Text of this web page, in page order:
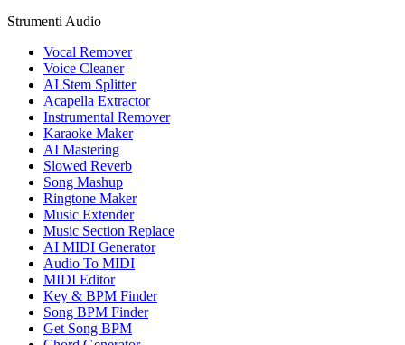
Strumenti Audio
Vocal Remover
Voice Cleaner
AI Stem Splitter
Acapella Extractor
Instrumental Remover
Karaoke Maker
AI Mastering
Slowed Reverb
Song Mashup
Ringtone Maker
Music Extender
Music Section Replace
AI MIDI Generator
Audio To MIDI
MIDI Editor
Key & BPM Finder
Song BPM Finder
Get Song BPM